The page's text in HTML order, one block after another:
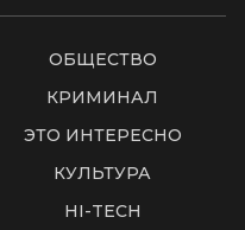
ОБЩЕСТВО
КРИМИНАЛ
ЭТО ИНТЕРЕСНО
КУЛЬТУРА
HI-TECH